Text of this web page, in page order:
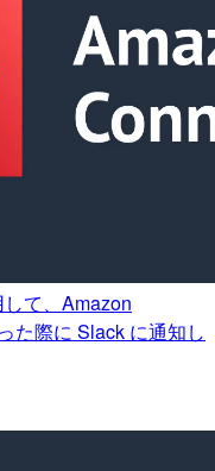
て、Amazon
た際に Slack に通知し